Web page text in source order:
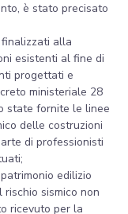
è stato precisato
alla
esistenti al fine di
progettati e
ministeriale 28
state fornite le linee
delle costruzioni
di professionisti
edilizio
sismico non
ricevuto per la